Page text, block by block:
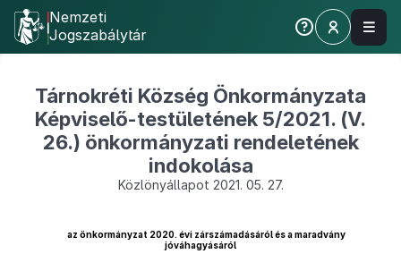
Nemzeti
Jogszabálytár
Tárnokréti Község Önkormányzata
Képviselő-testületének 5/2021. (V.
26.) önkormányzati rendeletének
indokolása
Közlönyállapot 2021. 05. 27.
az önkormányzat 2020. évi zárszámadásáról és a maradvány
jóváhagyásáról